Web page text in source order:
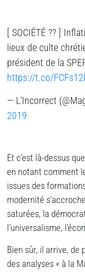
[ SOCIÉTÉ ?? ]
lieux de culte
président de la
https://t.co/
— L'Incorrect
2019
Et c’est là-dessus
en notant comment
issues des
modernité
saturées, la
l’universalisme,
Bien sûr, il arrive, de
des analyses « à la